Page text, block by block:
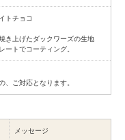
トチョコ
き上げたダックワーズの生地
ートでコーティング。
、ご対応となります。
メッセージ